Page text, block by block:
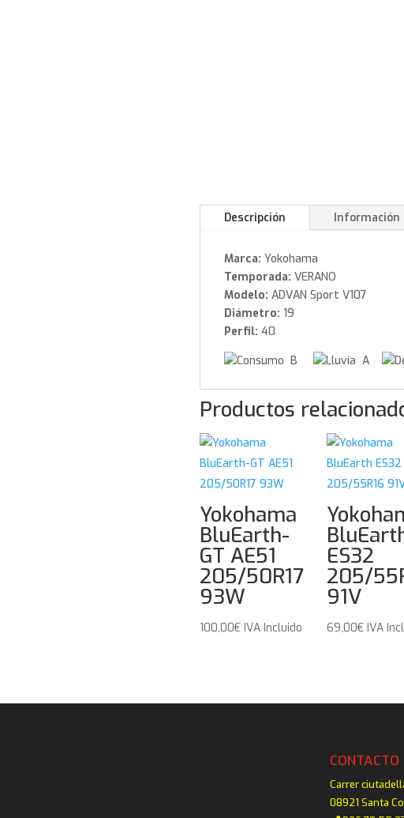
Descripción Información
Marca: Yokohama
Temporada: VERANO
Modelo: ADVAN Sport V107
Diámetro: 19
Perfil: 40
B
A
Productos
Yokohama
BluEarth-
GT AE51
205/50R17
93W
100,00€ IVA Incluido
ES32
205/
91V
69,00€ IVA
CONTACTO
Carrer
08921 Santa